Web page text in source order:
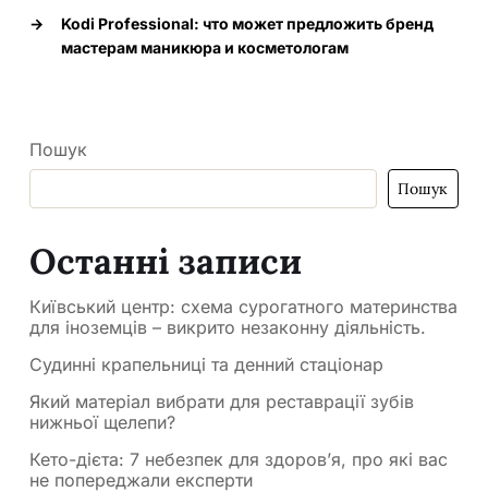
→
Kodi Professional: что может предложить бренд
мастерам маникюра и косметологам
Пошук
Пошук
Останні записи
Київський центр: схема сурогатного материнства
для іноземців – викрито незаконну діяльність.
Судинні крапельниці та денний стаціонар
Який матеріал вибрати для реставрації зубів
нижньої щелепи?
Кето-дієта: 7 небезпек для здоров’я, про які вас
не попереджали експерти